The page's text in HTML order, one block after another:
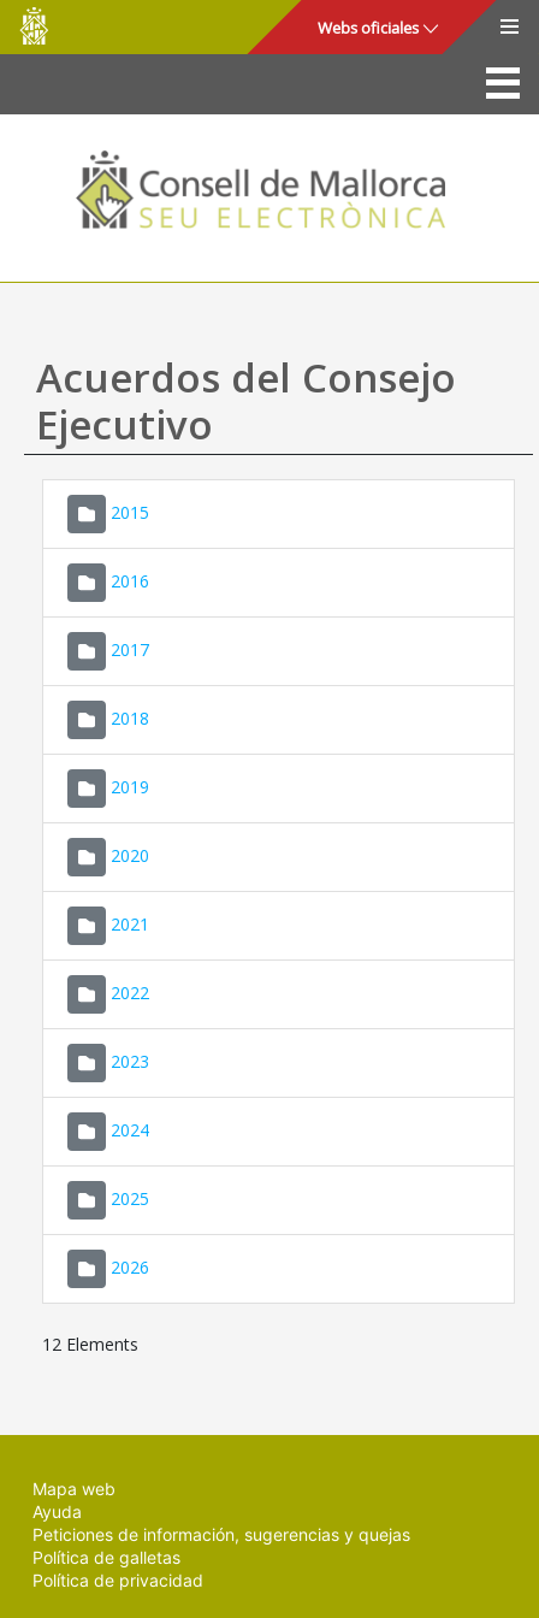
Saltar al contenido principal
Consell
de
Mallorca
Webs oficiales
La Sede
Consejo de Mallorca
Acceso y seguridad
Utilidades
Mapa web
Ayuda
Acuerdos del Consejo
Ejecutivo
2015
2016
2017
2018
2019
2020
2021
2022
2023
2024
2025
2026
12 Elements
Mapa web
Ayuda
Peticiones de información, sugerencias y quejas
Política de galletas
Política de privacidad